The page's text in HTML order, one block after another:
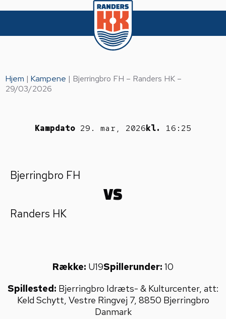
Hjem |Kampene | Bjerringbro FH – Randers HK –
29/03/2026
Kampdato 29. mar, 2026kl. 16:25
Bjerringbro FH
VS
Randers HK
Række: U19Spillerunder: 10
Spillested: Bjerringbro Idræts- & Kulturcenter, att:
Keld Schytt, Vestre Ringvej 7, 8850 Bjerringbro
Danmark